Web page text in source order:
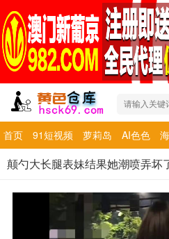
首页 91短视频 萝莉岛 AI色色
颠勺大长腿表妹结果她潮喷弄坏